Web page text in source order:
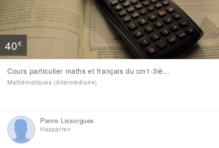
40€
Cours particulier maths et français du cm1-3iè...
Mathématiques (Intermédiaire)
Pierre Lissorgues
Hasparren